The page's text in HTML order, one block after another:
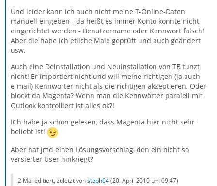
Und leider kann ich auch nicht meine T-Online-Daten
manuell eingeben - da heißt es immer Konto konnte nicht
eingerichtet werden - Benutzername oder Kennwort falsch!
Aber die habe ich etliche Male geprüft und auch geändert
usw.
Auch eine Deinstallation und Neuinstallation von TB funzt
nicht! Er importiert nicht und will meine richtigen (ja auch
e-mail) Kennwörter nicht als die richtigen akzeptieren. Oder
blockt da Magenta? Wenn man die Kennwörter paralell mit
Outlook kontrolliert ist alles ok?!
ICh habe ja schon gelesen, dass Magenta hier nicht sehr
beliebt ist!
Aber hat jmd einen Lösungsvorschlag, den ein nicht so
versierter User hinkriegt?
2 Mal editiert, zuletzt vonsteph64(20. April 2010 um 09:47)